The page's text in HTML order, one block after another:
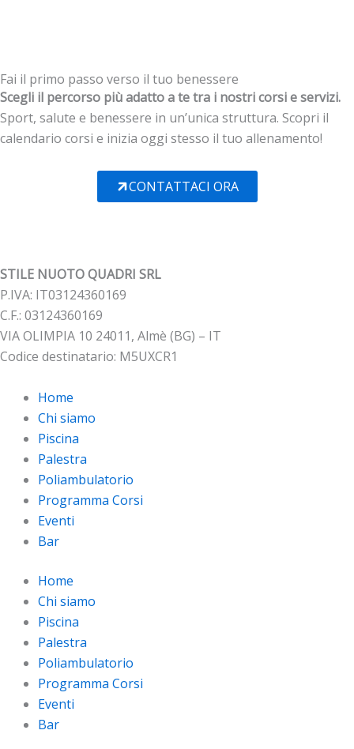
Fai il primo passo verso il tuo benessere
Scegli il percorso più adatto a te tra i nostri corsi e servizi.
Sport, salute e benessere in un’unica struttura. Scopri il
calendario corsi e inizia oggi stesso il tuo allenamento!
CONTATTACI ORA
STILE NUOTO QUADRI SRL
P.IVA: IT03124360169
C.F.: 03124360169
VIA OLIMPIA 10 24011, Almè (BG) – IT
Codice destinatario: M5UXCR1
Home
Chi siamo
Piscina
Palestra
Poliambulatorio
Programma Corsi
Eventi
Bar
Home
Chi siamo
Piscina
Palestra
Poliambulatorio
Programma Corsi
Eventi
Bar